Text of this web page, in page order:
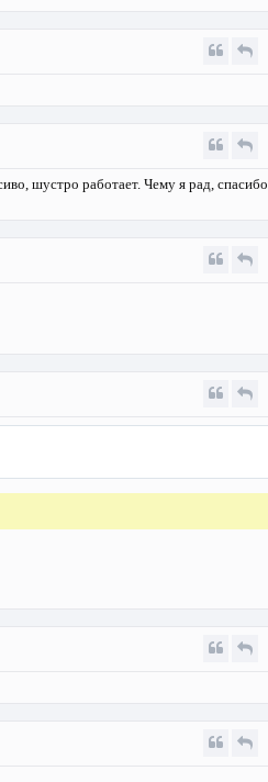
шустро работает. Чему я рад, спасибо